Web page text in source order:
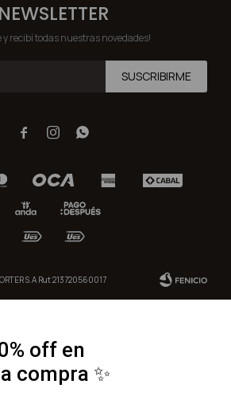
NEWSLETTER
y recibí todas nuestras novedades!
SUSCRIBIRME
  
S.A Rut 213720560017
off en
compra ✨